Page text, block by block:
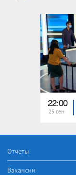
22:00
25 сен
Отчеты
Вакансии